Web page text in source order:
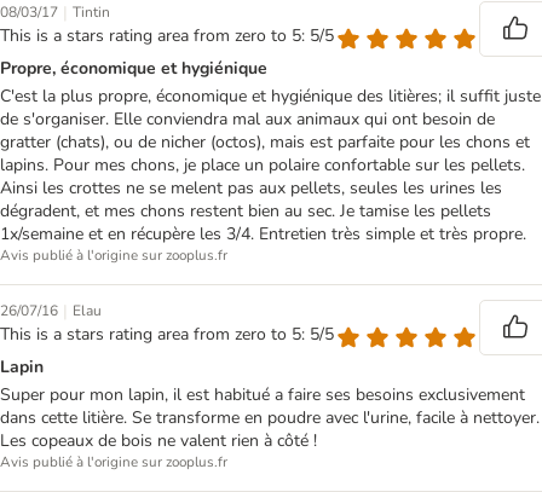
08/03/17 | Tintin
This is a stars rating area from zero to 5: 5/5
Propre, économique et hygiénique
C'est la plus propre, économique et hygiénique des litières; il suffit juste
de s'organiser. Elle conviendra mal aux animaux qui ont besoin de
gratter (chats), ou de nicher (octos), mais est parfaite pour les chons et
lapins. Pour mes chons, je place un polaire confortable sur les pellets.
Ainsi les crottes ne se melent pas aux pellets, seules les urines les
dégradent, et mes chons restent bien au sec. Je tamise les pellets
1x/semaine et en récupère les 3/4. Entretien très simple et très propre.
Avis publié à l'origine sur zooplus.fr
26/07/16 | Elau
This is a stars rating area from zero to 5: 5/5
Lapin
Super pour mon lapin, il est habitué a faire ses besoins exclusivement
dans cette litière. Se transforme en poudre avec l'urine, facile à nettoyer.
Les copeaux de bois ne valent rien à côté !
Avis publié à l'origine sur zooplus.fr